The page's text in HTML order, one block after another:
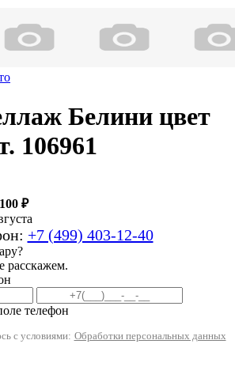
Белини цвет
106961
₽
+7 (499) 403-12-40
расскажем.
телефон
с условиями: Обработки персональных данных